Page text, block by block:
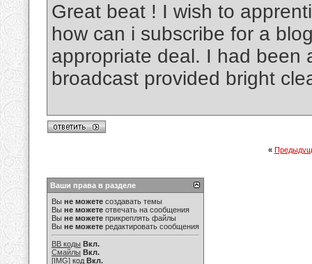
Great beat ! I wish to
how can i subscribe for a
appropriate deal. I had been
broadcast provided bright
«
Ваши права в разделе
Вы не можете создавать темы
Вы не можете отвечать на сообщения
Вы не можете прикреплять файлы
Вы не можете редактировать сообщения
BB коды Вкл.
Смайлы Вкл.
[IMG] код Вкл.